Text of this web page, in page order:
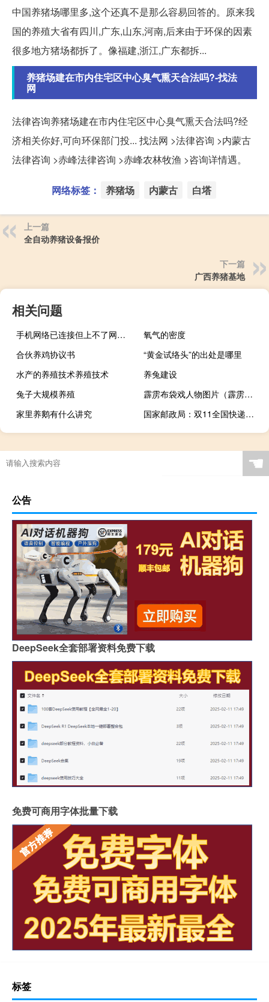
中国养猪场哪里多,这个还真不是那么容易回答的。原来我
国的养殖大省有四川,广东,山东,河南,后来由于环保的因素
很多地方猪场都拆了。像福建,浙江,广东都拆...
养猪场建在市内住宅区中心臭气熏天合法吗?-找法
网
法律咨询养猪场建在市内住宅区中心臭气熏天合法吗?经
济相关你好,可向环保部门投... 找法网 >法律咨询 >内蒙古
法律咨询 >赤峰法律咨询 >赤峰农林牧渔 >咨询详情遇。
网络标签： 养猪场 内蒙古 白塔
上一篇
全自动养猪设备报价
下一篇
广西养猪基地
相关问题
手机网络已连接但上不了网的手机问题（手机网络已连接但上不了网）
氧气的密度
合伙养鸡协议书
“黄金试络头”的出处是哪里
水产的养殖技术养殖技术
养兔建设
兔子大规模养殖
霹雳布袋戏人物图片（霹雳布袋戏人物）
家里养鹅有什么讲究
国家邮政局：双11全国快递达77.67亿件 同比增长超25%
☚
公告
DeepSeek全套部署资料免费下载
免费可商用字体批量下载
标签